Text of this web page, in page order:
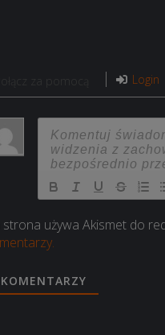
Login
strona używa Akismet do
KOMENTARZY